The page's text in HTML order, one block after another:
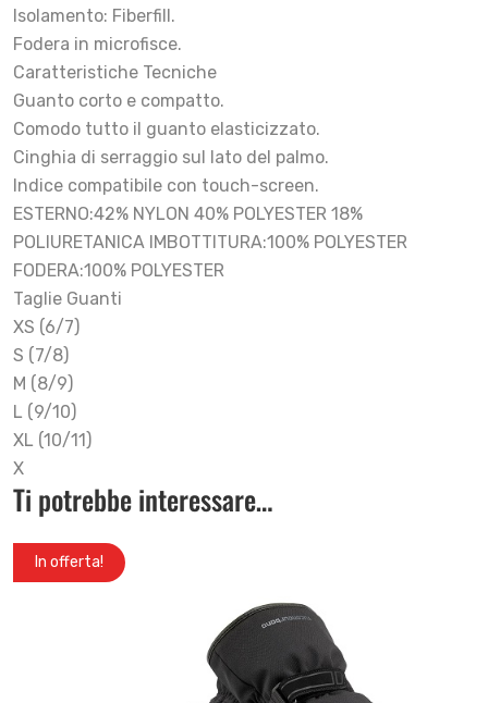
Isolamento: Fiberfill.
Fodera in microfisce.
Caratteristiche Tecniche
Guanto corto e compatto.
Comodo tutto il guanto elasticizzato.
Cinghia di serraggio sul lato del palmo.
Indice compatibile con touch-screen.
ESTERNO:42% NYLON 40% POLYESTER 18%
POLIURETANICA IMBOTTITURA:100% POLYESTER
FODERA:100% POLYESTER
Taglie Guanti
XS (6/7)
S (7/8)
M (8/9)
L (9/10)
XL (10/11)
X
Ti potrebbe interessare…
In offerta!